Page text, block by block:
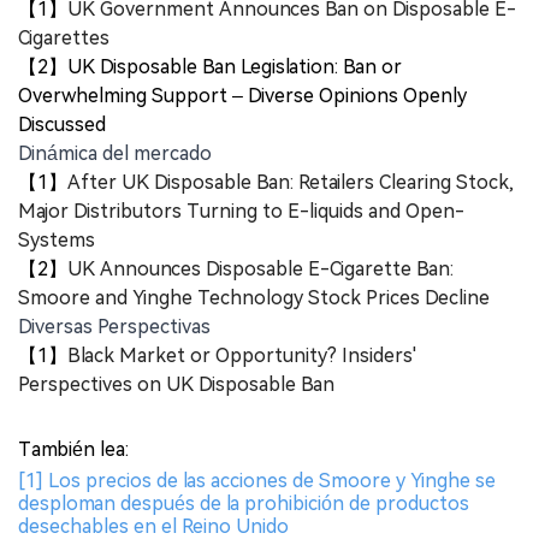
【1】 UK Government Announces Ban on Disposable E-
Cigarettes
【2】UK Disposable Ban Legislation: Ban or
Overwhelming Support – Diverse Opinions Openly
Discussed
Dinámica del mercado
【1】 After UK Disposable Ban: Retailers Clearing Stock,
Major Distributors Turning to E-liquids and Open-
Systems
【2】 UK Announces Disposable E-Cigarette Ban:
Smoore and Yinghe Technology Stock Prices Decline
Diversas Perspectivas
【1】
Black Market or Opportunity? Insiders'
Perspectives on UK Disposable Ban
También lea:
[1] Los precios de las acciones de Smoore y Yinghe se
desploman después de la prohibición de productos
desechables en el Reino Unido